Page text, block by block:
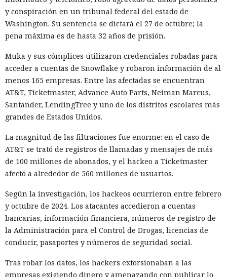
Los desarrolladores, que durante años soportaron fallos
pudieron respirar más tranquilos: salió una nueva versión
del framework de JavaScript Next.js, que promete librarlos
del conocido mensaje «FATAL ERROR». El equipo de Next.js
resentó la versión 16.3 — la primera actualización
de memoria RAM en desarrollo hasta un 90% y, además,
acelera el renderizado y el funcionamiento en general.
La contribución principal a la economía de memoria la
aporta el empaquetador integrado Turbopack, que desde
En la nueva versión están activados por defecto el caché en
y conspiración en un tribunal federal del estado de
Washington. Su sentencia se dictará el 27 de octubre; la
pena máxima es de hasta 32 años de prisión.
Muka y sus cómplices utilizaron credenciales robadas para
acceder a cuentas de Snowflake y robaron información de al
menos 165 empresas. Entre las afectadas se encuentran
AT&T, Ticketmaster, Advance Auto Parts, Neiman Marcus,
Santander, LendingTree y uno de los distritos escolares más
grandes de Estados Unidos.
La magnitud de las filtraciones fue enorme: en el caso de
AT&T se trató de registros de llamadas y mensajes de más
de 100 millones de abonados, y el hackeo a Ticketmaster
afectó a alrededor de 560 millones de usuarios.
Según la investigación, los hackeos ocurrieron entre febrero
y octubre de 2024. Los atacantes accedieron a cuentas
bancarias, información financiera, números de registro de
la Administración para el Control de Drogas, licencias de
conducir, pasaportes y números de seguridad social.
Tras robar los datos, los hackers extorsionaban a las
empresas exigiendo dinero y amenazando con publicar lo